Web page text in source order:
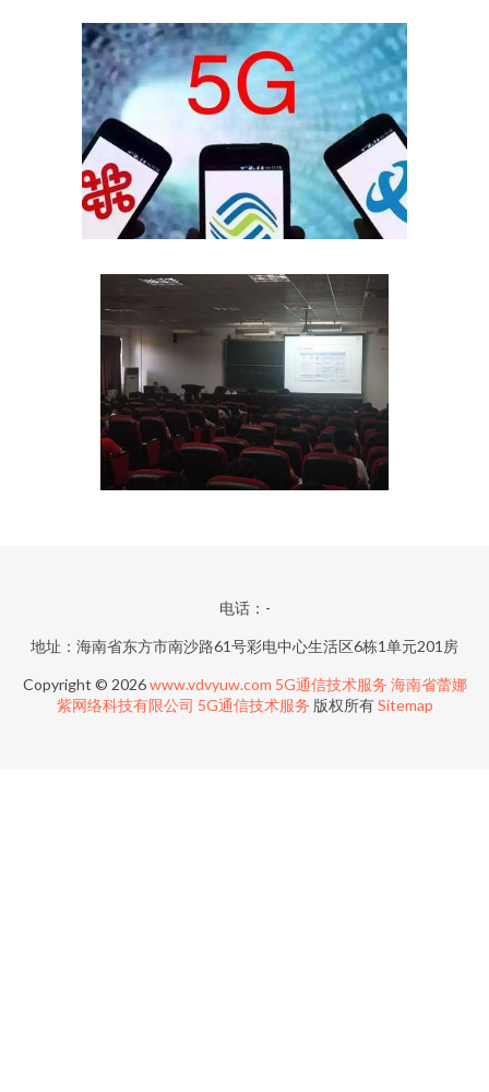
电话：-
地址：海南省东方市南沙路61号彩电中心生活区6栋1单元201房
Copyright © 2026www.vdvyuw.com 5G通信技术服务 海南省蕾娜
紫网络科技有限公司 5G通信技术服务 版权所有Sitemap